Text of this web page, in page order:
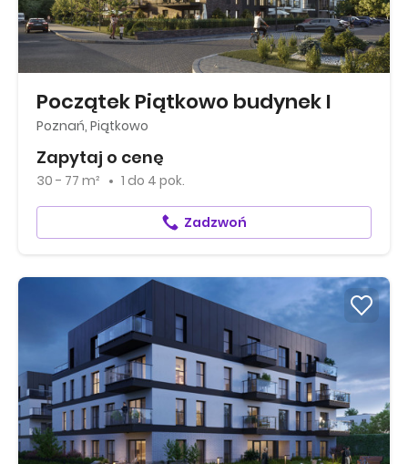
Początek Piątkowo budynek I
Poznań, Piątkowo
Zapytaj o cenę
30 - 77 m² 1 do 4 pok.
Zadzwoń